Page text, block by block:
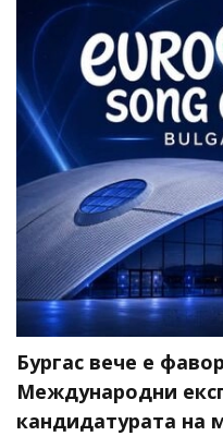
Бургас вече е
Международни
кандидатурата на